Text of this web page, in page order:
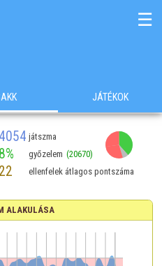
☰
JÁTÉKOK
játszma
győzelem (20670)
ellenfelek átlagos pontszáma
ALAKULÁSA